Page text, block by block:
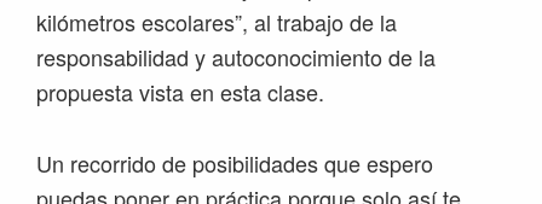
kilómetros escolares”, al trabajo de la
responsabilidad y autoconocimiento de la
propuesta vista en esta clase.
Un recorrido de posibilidades que espero